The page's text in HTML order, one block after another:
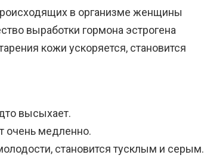
в организме женщины
выработки гормона эстрогена
кожи ускоряется, становится
высыхает.
очень медленно.
становится тусклым и серым.